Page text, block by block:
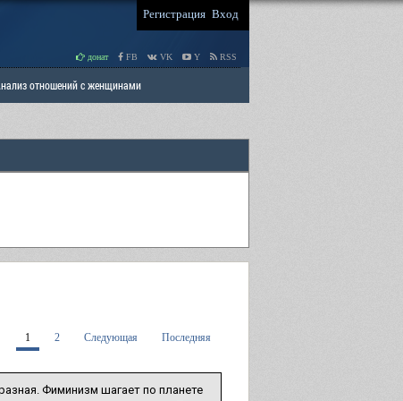
Регистрация Вход
донат FB VK Y RSS
отношений с женщинами
1 2 Следующая Последняя
Фиминизм шагает по планете